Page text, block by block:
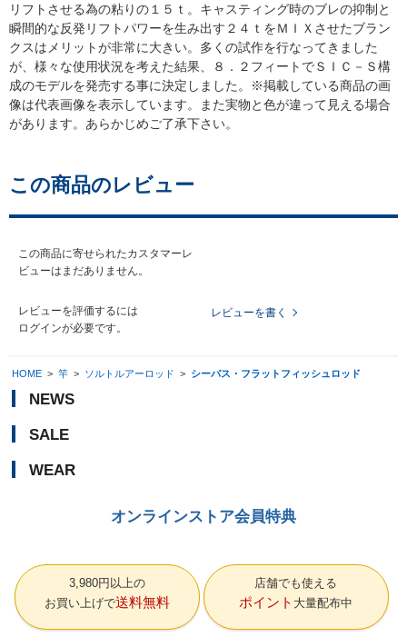
リフトさせる為の粘りの１５ｔ。キャスティング時のブレの抑制と
瞬間的な反発リフトパワーを生み出す２４ｔをＭＩＸさせたブラン
クスはメリットが非常に大きい。多くの試作を行なってきました
が、様々な使用状況を考えた結果、８．２フィートでＳＩＣ－Ｓ構
成のモデルを発売する事に決定しました。※掲載している商品の画
像は代表画像を表示しています。また実物と色が違って見える場合
があります。あらかじめご了承下さい。
この商品のレビュー
この商品に寄せられたカスタマーレ
ビューはまだありません。
レビューを評価するには
ログインが必要です。
レビューを書く
HOME > 竿 > ソルトルアーロッド > シーバス・フラットフィッシュロッド
NEWS
SALE
WEAR
オンラインストア会員特典
3,980円以上の
お買い上げで送料無料
店舗でも使える
ポイント 大量配布中